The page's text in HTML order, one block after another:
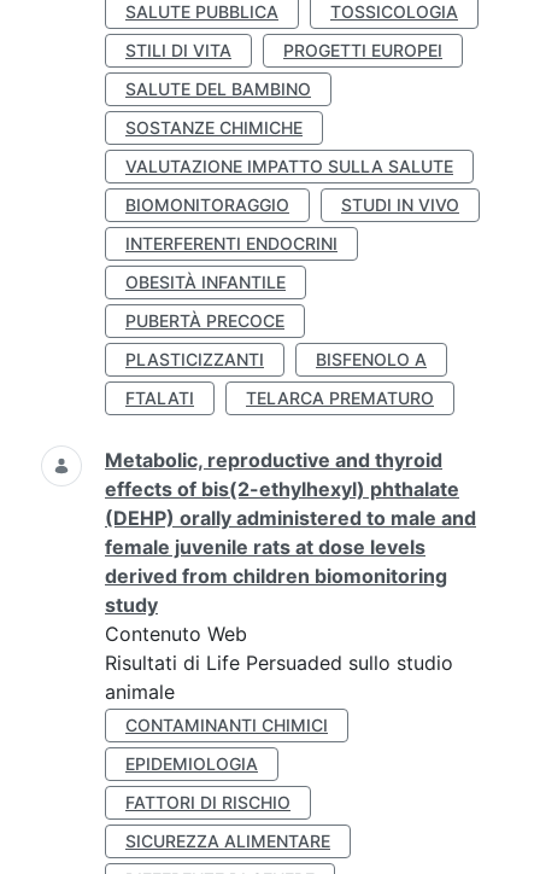
SALUTE PUBBLICA
TOSSICOLOGIA
STILI DI VITA
PROGETTI EUROPEI
SALUTE DEL BAMBINO
SOSTANZE CHIMICHE
VALUTAZIONE IMPATTO SULLA SALUTE
BIOMONITORAGGIO
STUDI IN VIVO
INTERFERENTI ENDOCRINI
OBESITÀ INFANTILE
PUBERTÀ PRECOCE
PLASTICIZZANTI
BISFENOLO A
FTALATI
TELARCA PREMATURO
Metabolic, reproductive and thyroid
effects of bis(2-ethylhexyl) phthalate
(DEHP) orally administered to male and
female juvenile rats at dose levels
derived from children biomonitoring
study
Contenuto Web
Risultati di Life Persuaded sullo studio
animale
CONTAMINANTI CHIMICI
EPIDEMIOLOGIA
FATTORI DI RISCHIO
SICUREZZA ALIMENTARE